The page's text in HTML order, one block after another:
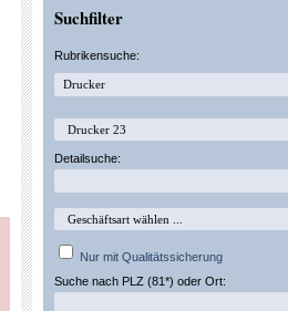
Suchfilter
Rubrikensuche:
Detailsuche:
Nur mit Qualitätssicherung
Suche nach PLZ (81*) oder Ort: